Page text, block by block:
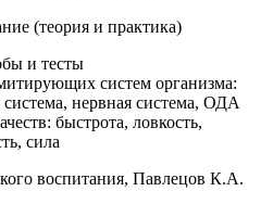
(теория и практика)
и тесты
систем организма:
система, нервная система, ОДА
быстрота, ловкость,
сила
воспитания, Павлецов К.А.